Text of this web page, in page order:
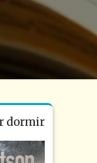
dormir